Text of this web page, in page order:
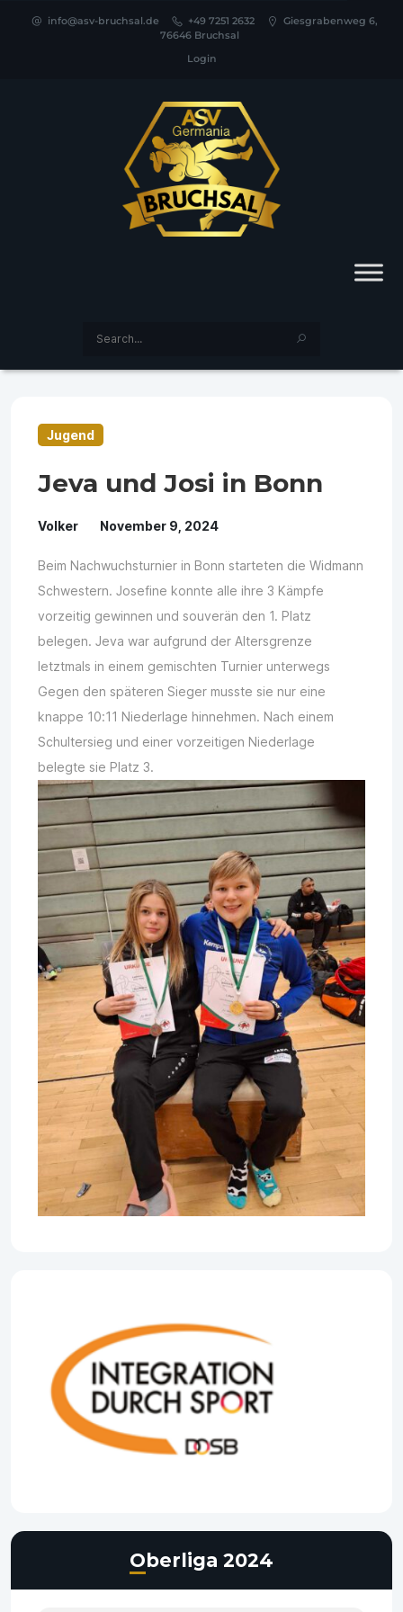
info@asv-bruchsal.de +49 7251 2632
Giesgrabenweg 6,
76646 Bruchsal
Login
Jugend
Jeva und Josi in Bonn
Volker November 9, 2024
Beim Nachwuchsturnier in Bonn starteten die Widmann
Schwestern. Josefine konnte alle ihre 3 Kämpfe
vorzeitig gewinnen und souverän den 1. Platz
belegen. Jeva war aufgrund der Altersgrenze
letztmals in einem gemischten Turnier unterwegs
Gegen den späteren Sieger musste sie nur eine
knappe 10:11 Niederlage hinnehmen. Nach einem
Schultersieg und einer vorzeitigen Niederlage
belegte sie Platz 3.
Oberliga 2024